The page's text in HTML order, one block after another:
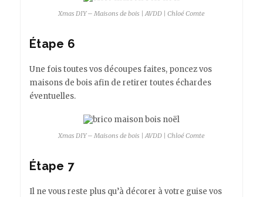
Xmas DIY – Maisons de bois | AVDD | Chloé Comte
Étape 6
Une fois toutes vos découpes faites, poncez vos
maisons de bois afin de retirer toutes échardes
éventuelles.
Xmas DIY – Maisons de bois | AVDD | Chloé Comte
Étape 7
Il ne vous reste plus qu’à décorer à votre guise vos